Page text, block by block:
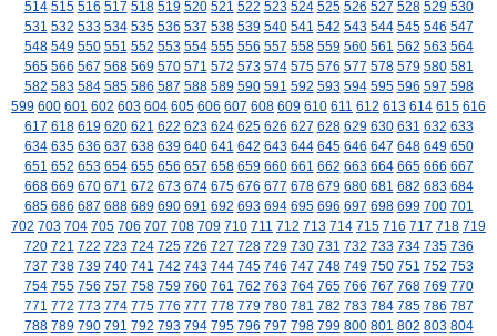
514 515 516 517 518 519 520 521 522 523 524 525 526 527 528 529 530
531 532 533 534 535 536 537 538 539 540 541 542 543 544 545 546 547
548 549 550 551 552 553 554 555 556 557 558 559 560 561 562 563 564
565 566 567 568 569 570 571 572 573 574 575 576 577 578 579 580 581
582 583 584 585 586 587 588 589 590 591 592 593 594 595 596 597 598
599 600 601 602 603 604 605 606 607 608 609 610 611 612 613 614 615 616
617 618 619 620 621 622 623 624 625 626 627 628 629 630 631 632 633
634 635 636 637 638 639 640 641 642 643 644 645 646 647 648 649 650
651 652 653 654 655 656 657 658 659 660 661 662 663 664 665 666 667
668 669 670 671 672 673 674 675 676 677 678 679 680 681 682 683 684
685 686 687 688 689 690 691 692 693 694 695 696 697 698 699 700 701
702 703 704 705 706 707 708 709 710 711 712 713 714 715 716 717 718 719
720 721 722 723 724 725 726 727 728 729 730 731 732 733 734 735 736
737 738 739 740 741 742 743 744 745 746 747 748 749 750 751 752 753
754 755 756 757 758 759 760 761 762 763 764 765 766 767 768 769 770
771 772 773 774 775 776 777 778 779 780 781 782 783 784 785 786 787
788 789 790 791 792 793 794 795 796 797 798 799 800 801 802 803 804